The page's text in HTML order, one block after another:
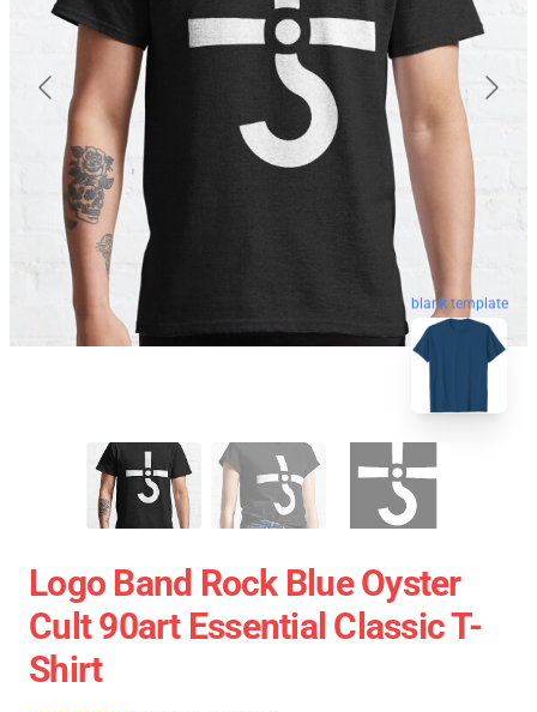
blank template
Logo Band Rock Blue Oyster
Cult 90art Essential Classic T-
Shirt